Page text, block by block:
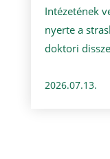
Intézetének
nyerte a
doktori
2026.07.13.